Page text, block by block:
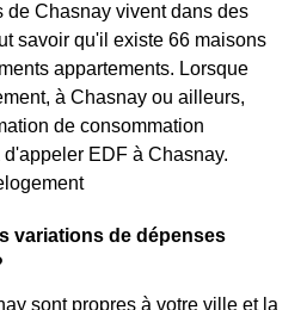
de Chasnay vivent dans des
savoir qu'il existe 66 maisons
appartements. Lorsque
à Chasnay ou ailleurs,
de consommation
EDF à Chasnay.
variations de dépenses
sont propres à votre ville et la